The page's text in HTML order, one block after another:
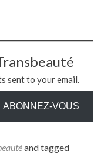
sent to your email.
ABONNEZ-VOUS
and tagged